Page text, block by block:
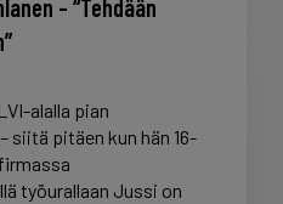
– “Tehdään
alalla pian
siitä pitäen kun hän 16-
työurallaan Jussi on